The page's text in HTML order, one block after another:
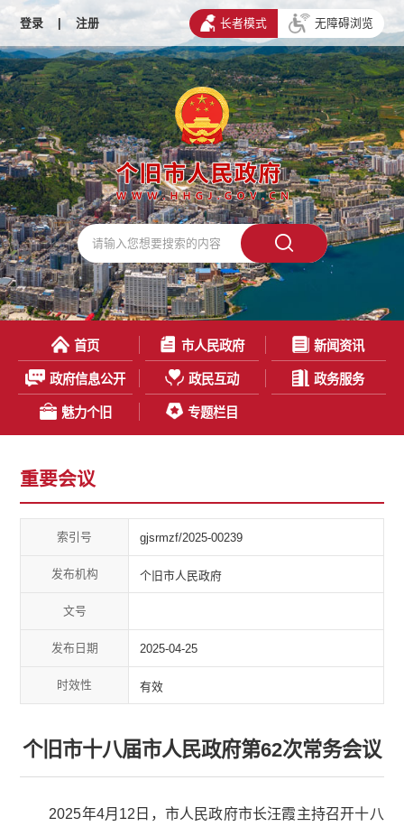
登录 | 注册 长者模式 无障碍浏览
首页 市人民政府 新闻资讯
政府信息公开 政民互动 政务服务
魅力个旧 专题栏目
重要会议
索引号 gjsrmzf/2025-00239
发布机构 个旧市人民政府
文号
发布日期 2025-04-25
时效性 有效
个旧市十八届市人民政府第62次常务会议
2025年4月12日，市人民政府市长汪霞主持召开十八